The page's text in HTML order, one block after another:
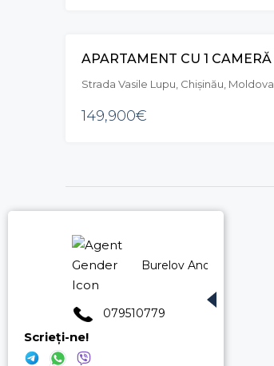
Strada Vasile Lupu, Chișinău, Moldova
149,900€
Burelov Andrei
079510779
Scrieți-ne!